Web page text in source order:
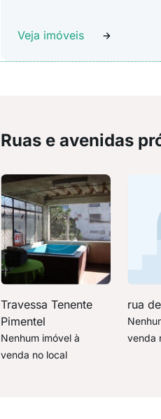
Veja imóveis
Ruas e avenidas
Travessa Tenente
Pimentel
Nenhum imóvel à
venda no local
rua
venda